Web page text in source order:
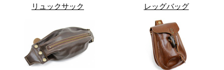
リュックサック レッグバッグ